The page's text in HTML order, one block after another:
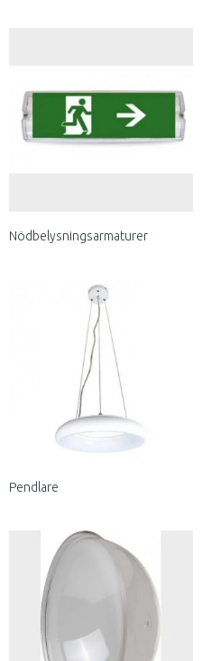
Nödbelysningsarmaturer
Pendlare